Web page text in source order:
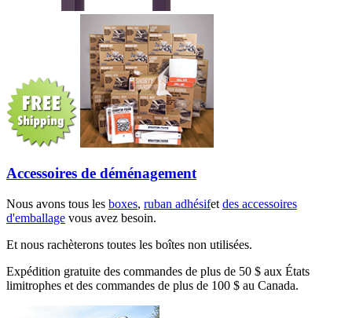
Accessoires de déménagement
Nous avons tous les boxes, ruban adhésifet des accessoires
d'emballage vous avez besoin.
Et nous rachèterons toutes les boîtes non utilisées.
Expédition gratuite des commandes de plus de 50 $ aux États
limitrophes et des commandes de plus de 100 $ au Canada.